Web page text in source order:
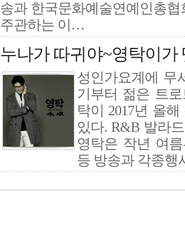
송과 한국문화예술연예인총
주관하는 이…
누나가 따귀야~영탁이가
성인가요계에 무
기부터 젊은 트
탁이 2017년 올
있다. R&B 발라
영탁은 작년 여
등 방송과 각종